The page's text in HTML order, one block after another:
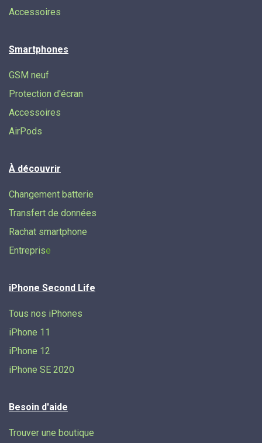
Accessoires
Smartphones
GSM neuf
Protection d'écran
Accessoires
AirPods
À découvrir
Changement batterie
Transfert de données​
Rachat smartphone
Entreprise
iPhone Second Life
Tous nos iPhones
iPhone 11
iPhone 12
iPhone SE 2020
Besoin d'aide
Trouver une boutique